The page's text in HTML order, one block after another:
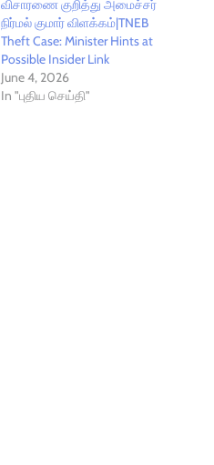
விசாரணை குறித்து அமைச்சர்
நிர்மல் குமார் விளக்கம்|TNEB
Theft Case: Minister Hints at
Possible Insider Link
June 4, 2026
In "புதிய செய்தி"